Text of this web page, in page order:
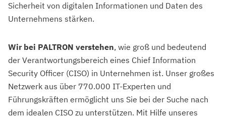
Sicherheit von digitalen Informationen und Daten des
Unternehmens stärken.
Wir bei PALTRON verstehen, wie groß und bedeutend
der Verantwortungsbereich eines Chief Information
Security Officer (CISO) in Unternehmen ist. Unser großes
Netzwerk aus über 770.000 IT-Experten und
Führungskräften ermöglicht uns Sie bei der Suche nach
dem idealen CISO zu unterstützen. Mit Hilfe unseres